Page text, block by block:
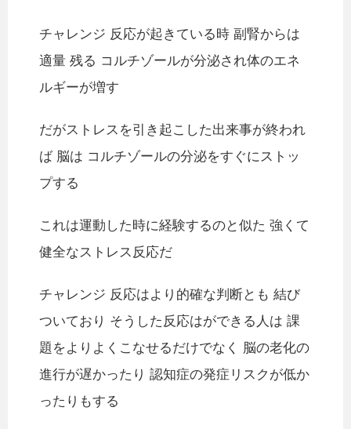
チャレンジ 反応が起きている時 副腎からは
適量 残る コルチゾールが分泌され体のエネ
ルギーが増す
だがストレスを引き起こした出来事が終われ
ば 脳は コルチゾールの分泌をすぐにストッ
プする
これは運動した時に経験するのと似た 強くて
健全なストレス反応だ
チャレンジ 反応はより的確な判断とも 結び
ついており そうした反応はができる人は 課
題をよりよくこなせるだけでなく 脳の老化の
進行が遅かったり 認知症の発症リスクが低か
ったりもする